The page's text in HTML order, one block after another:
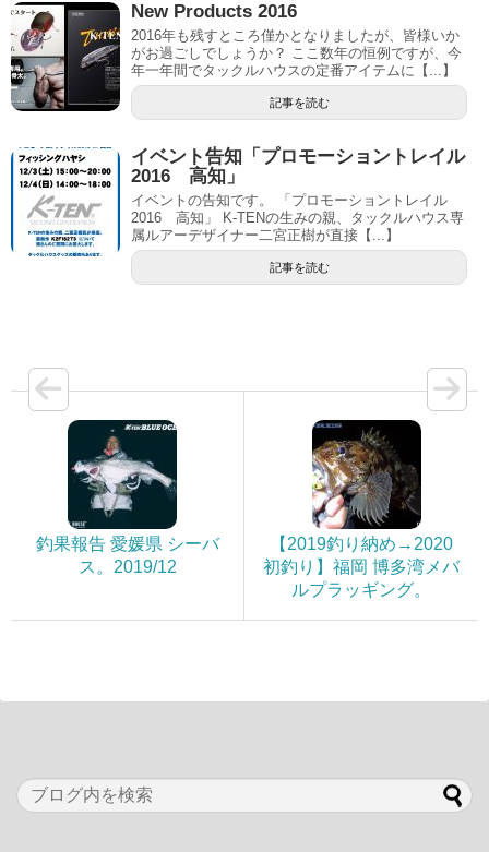
New Products 2016
2016年も残すところ僅かとなりましたが、皆様いか
がお過ごしでしょうか？ ここ数年の恒例ですが、今
年一年間でタックルハウスの定番アイテムに【...】
記事を読む
イベント告知「プロモーショントレイル
2016 高知」
イベントの告知です。 「プロモーショントレイル
2016 高知」 K-TENの生みの親、タックルハウス専
属ルアーデザイナー二宮正樹が直接【...】
記事を読む
釣果報告 愛媛県 シーバ
ス。2019/12
【2019釣り納め→2020
初釣り】福岡 博多湾メバ
ルプラッギング。